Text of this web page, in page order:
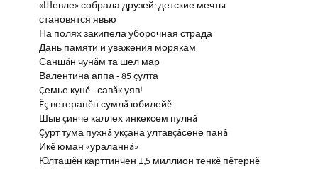
«Шевле» собрала друзей: детские мечты
становятся явью
На полях закипела уборочная страда
Дань памяти и уважения морякам
Саншăн чунăм та шел мар
Валентина аппа - 85 çулта
Çемье кунĕ - савăк уяв!
Ĕç ветеранĕн сумлă юбилейĕ
Шыв çинче каллех инкексем пулнă
Çурт тума пухнă укçана ултавçăсене панă
Икĕ юман «ураланнă»
Юлташĕн карттинчен 1,5 миллион тенкĕ пĕтернĕ